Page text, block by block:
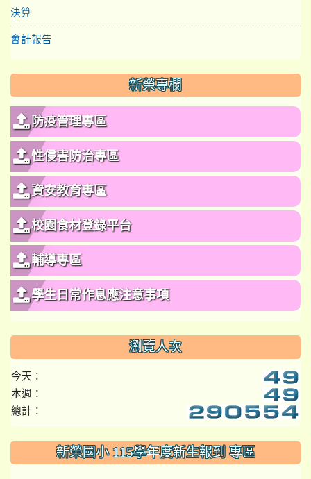
決算
會計報告
新榮專欄
防疫管理專區
性侵害防治專區
資安教育專區
校園食材登錄平台
輔導專區
學生日常作息應注意事項
瀏覽人次
今天：
本週：
總計：
::: 新榮國小 115學年度新生報到 專區